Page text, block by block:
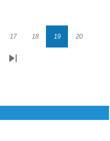
Sayfa
17 Sayfa
18 Sayfa
19 Sayfa
20
Son